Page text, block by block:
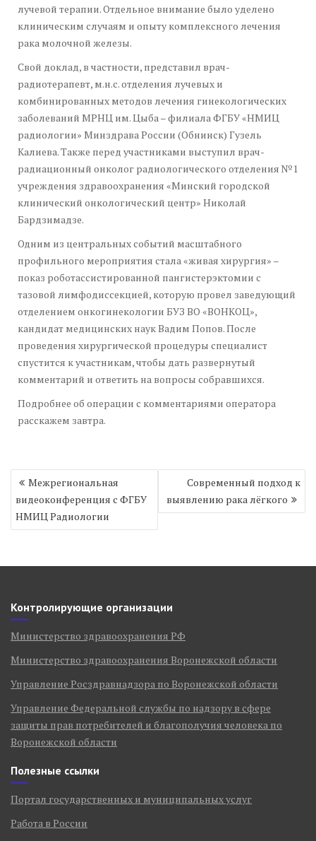
лучевой терапии. Отдельное внимание было уделено
клиническим случаям и опыту комплексного лечения
рака молочной железы.
Свой доклад, в частности, представил врач-
радиотерапевт, м.н.с. отделения лучевых и
комбинированных методов лечения гинекологических
заболеваний МРНЦ им. Цыба – филиала ФГБУ «НМИЦ
радиологии» Минздрава России (Обнинск) Гузель
Калиева. Также перед участниками выступил врач-
радиационный онколог радиологического отделения №1
учреждения здравоохранения «Минский городской
клинический онкологический центр» Николай
Бардзимадзе.
Одним из центральных событий масштабного
профильного мероприятия стала «живая хирургия» –
показ роботассистированной пангистерэктомии с
тазовой лимфодиссекцией, которую провел заведующий
отделением онкогинекологии БУЗ ВО «ВОНКОЦ»,
кандидат медицинских наук Вадим Попов. После
проведения хирургической процедуры специалист
спустится к участникам, чтобы дать развернутый
комментарий и ответить на вопросы собравшихся.
Подробнее об операции с комментариями оператора
расскажем завтра.
Навигация
записям
Межрегиональная
видеоконференция с ФГБУ
НМИЦ Радиологии
Современный подход к
выявлению рака лёгкого
Контролирующие организации
Министерство здравоохранения РФ
Министерство здравоохранения Воронежской области
Управление Росздравнадзора по Воронежской области
Управление Федеральной службы по надзору в сфере
защиты прав потребителей и благополучия человека по
Воронежской области
Полезные ссылки
Портал государственных и муниципальных услуг
Работа в России